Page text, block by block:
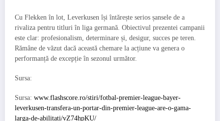
Cu Flekken în lot, Leverkusen își întărește serios șansele de a
rivaliza pentru titluri în liga germană. Obiectivul prezentei campanii
este clar: profesionalism, determinare și, desigur, succes pe teren.
Rămâne de văzut dacă această chemare la acțiune va genera o
performanță de excepție în sezonul următor.
Sursa:
Sursa: www.flashscore.ro/stiri/fotbal-premier-league-bayer-
leverkusen-transfera-un-portar-din-premier-league-are-o-gama-
larga-de-abilitati/vZ74hpKU/